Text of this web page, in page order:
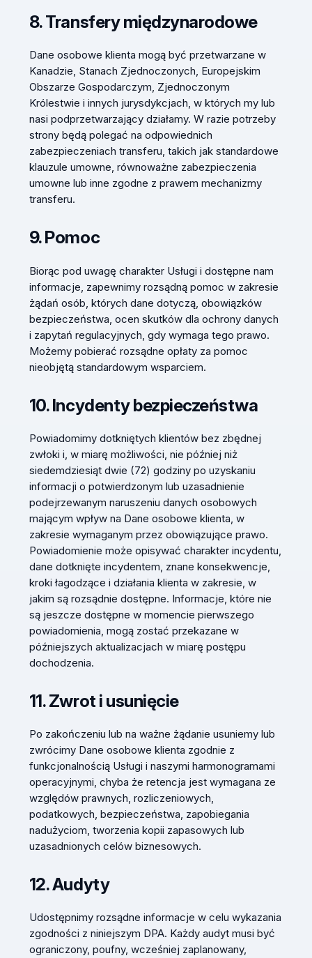
8. Transfery międzynarodowe
Dane osobowe klienta mogą być przetwarzane w
Kanadzie, Stanach Zjednoczonych, Europejskim
Obszarze Gospodarczym, Zjednoczonym
Królestwie i innych jurysdykcjach, w których my lub
nasi podprzetwarzający działamy. W razie potrzeby
strony będą polegać na odpowiednich
zabezpieczeniach transferu, takich jak standardowe
klauzule umowne, równoważne zabezpieczenia
umowne lub inne zgodne z prawem mechanizmy
transferu.
9. Pomoc
Biorąc pod uwagę charakter Usługi i dostępne nam
informacje, zapewnimy rozsądną pomoc w zakresie
żądań osób, których dane dotyczą, obowiązków
bezpieczeństwa, ocen skutków dla ochrony danych
i zapytań regulacyjnych, gdy wymaga tego prawo.
Możemy pobierać rozsądne opłaty za pomoc
nieobjętą standardowym wsparciem.
10. Incydenty bezpieczeństwa
Powiadomimy dotkniętych klientów bez zbędnej
zwłoki i, w miarę możliwości, nie później niż
siedemdziesiąt dwie (72) godziny po uzyskaniu
informacji o potwierdzonym lub uzasadnienie
podejrzewanym naruszeniu danych osobowych
mającym wpływ na Dane osobowe klienta, w
zakresie wymaganym przez obowiązujące prawo.
Powiadomienie może opisywać charakter incydentu,
dane dotknięte incydentem, znane konsekwencje,
kroki łagodzące i działania klienta w zakresie, w
jakim są rozsądnie dostępne. Informacje, które nie
są jeszcze dostępne w momencie pierwszego
powiadomienia, mogą zostać przekazane w
późniejszych aktualizacjach w miarę postępu
dochodzenia.
11. Zwrot i usunięcie
Po zakończeniu lub na ważne żądanie usuniemy lub
zwrócimy Dane osobowe klienta zgodnie z
funkcjonalnością Usługi i naszymi harmonogramami
operacyjnymi, chyba że retencja jest wymagana ze
względów prawnych, rozliczeniowych,
podatkowych, bezpieczeństwa, zapobiegania
nadużyciom, tworzenia kopii zapasowych lub
uzasadnionych celów biznesowych.
12. Audyty
Udostępnimy rozsądne informacje w celu wykazania
zgodności z niniejszym DPA. Każdy audyt musi być
ograniczony, poufny, wcześniej zaplanowany,